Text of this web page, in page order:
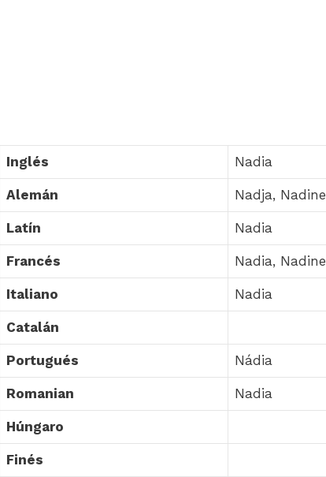
Inglés Nadia
Alemán Nadja, Nadine
Latín Nadia
Francés Nadia, Nadine
Italiano Nadia
Catalán
Portugués Nádia
Romanian Nadia
Húngaro
Finés